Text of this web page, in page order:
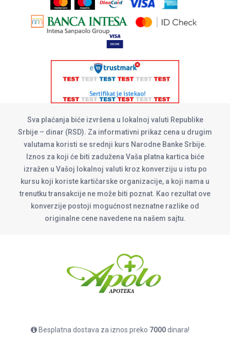
Sva plaćanja biće izvršena u lokalnoj valuti Republike
Srbije – dinar (RSD). Za informativni prikaz cena u drugim
valutama koristi se srednji kurs Narodne Banke Srbije.
Iznos za koji će biti zadužena Vaša platna kartica biće
izražen u Vašoj lokalnoj valuti kroz konverziju u istu po
kursu koji koriste kartičarske organizacije, a koji nama u
trenutku transakcije ne može biti poznat. Kao rezultat ove
konverzije postoji mogućnost neznatne razlike od
originalne cene navedene na našem sajtu.
Besplatna dostava za iznos preko 7000dinara!